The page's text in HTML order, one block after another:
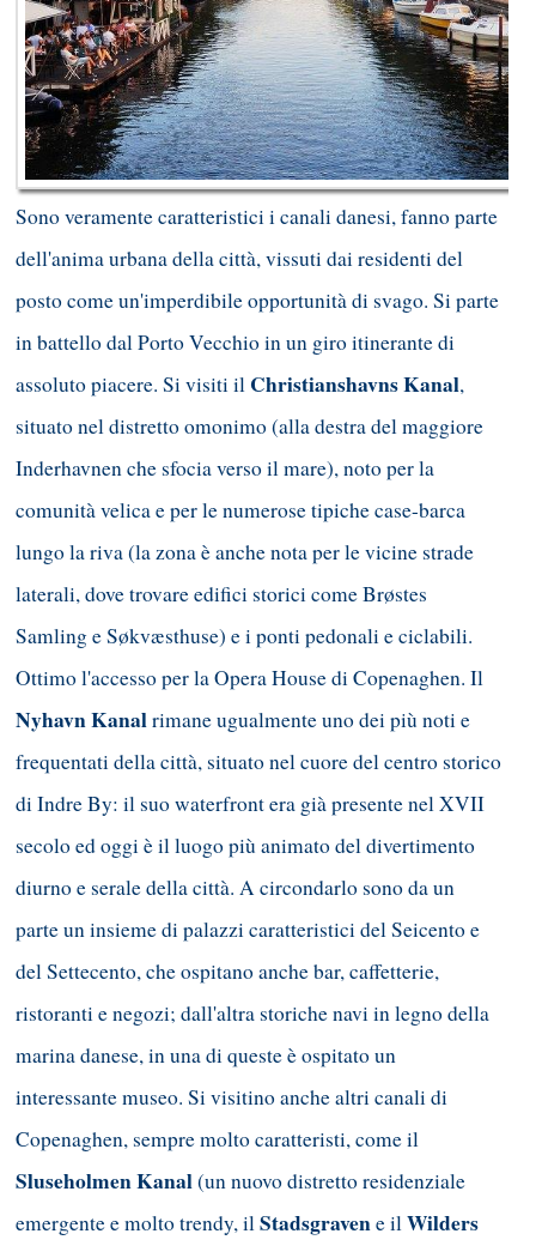
Sono veramente caratteristici i canali danesi, fanno parte
dell'anima urbana della città, vissuti dai residenti del
posto come un'imperdibile opportunità di svago. Si parte
in battello dal Porto Vecchio in un giro itinerante di
assoluto piacere. Si visiti il Christianshavns Kanal,
situato nel distretto omonimo (alla destra del maggiore
Inderhavnen che sfocia verso il mare), noto per la
comunità velica e per le numerose tipiche case-barca
lungo la riva (la zona è anche nota per le vicine strade
laterali, dove trovare edifici storici come Brøstes
Samling e Søkvæsthuse) e i ponti pedonali e ciclabili.
Ottimo l'accesso per la Opera House di Copenaghen. Il
Nyhavn Kanalrimane ugualmente uno dei più noti e
frequentati della città, situato nel cuore del centro storico
di Indre By: il suo waterfront era già presente nel XVII
secolo ed oggi è il luogo più animato del divertimento
diurno e serale della città. A circondarlo sono da un
parte un insieme di palazzi caratteristici del Seicento e
del Settecento, che ospitano anche bar, caffetterie,
ristoranti e negozi; dall'altra storiche navi in legno della
marina danese, in una di queste è ospitato un
interessante museo. Si visitino anche altri canali di
Copenaghen, sempre molto caratteristi, come il
Sluseholmen Kanal(un nuovo distretto residenziale
emergente e molto trendy, ilStadsgravene ilWilders